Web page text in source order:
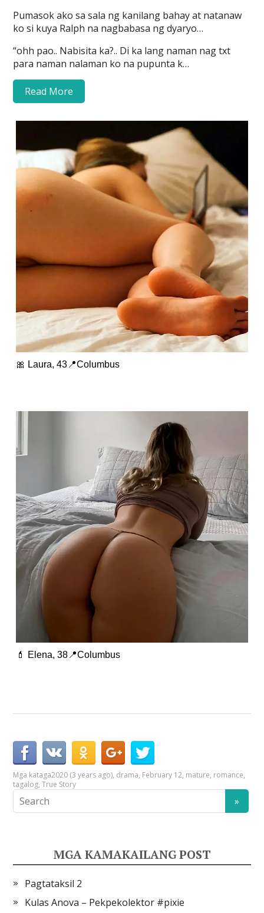
Pumasok ako sa sala ng kanilang bahay at natanaw
ko si kuya Ralph na nagbabasa ng dyaryo…
“ohh pao.. Nabisita ka?.. Di ka lang naman nag txt
para naman nalaman ko na pupunta k…
Read More
🎀 Laura, 43📍Columbus
💄 Elena, 38📍Columbus
Mga kataga2020 (3 years ago), drama, February 12, mature, romance,
tagalog,True Story
MGA KAMAKAILANG POST
Pagtataksil 2
Kulas Anova – Pekpekolektor #pixie